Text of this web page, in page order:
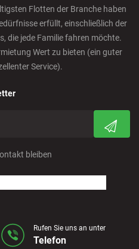
Flotten der Branche haben
erfüllt, einschließlich der
die jede Familie fahren möchte.
Wert zu bieten (ein guter
Service).
bleiben
Rufen Sie uns an unter
Telefon